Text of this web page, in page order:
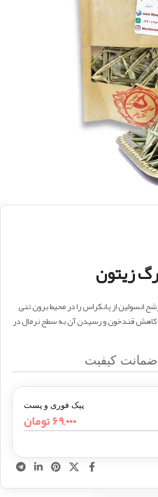
زیتون
انسولین از پانکراس را در محیط برون تنی
کاهش قندخون و رسیدن آن به سطح نرمال در
ضمانت کیفیت
پیک فوری و پست
۶۹,۰۰۰تومان